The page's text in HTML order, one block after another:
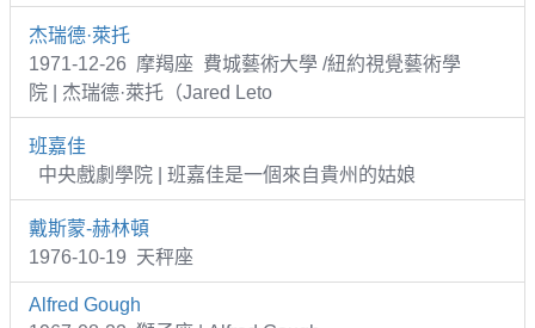
杰瑞德·萊托
1971-12-26 摩羯座 費城藝術大學 /紐約視覺藝術學
院 | 杰瑞德·萊托（Jared Leto
班嘉佳
中央戲劇學院 | 班嘉佳是一個來自貴州的姑娘
戴斯蒙-赫林頓
1976-10-19 天秤座
Alfred Gough